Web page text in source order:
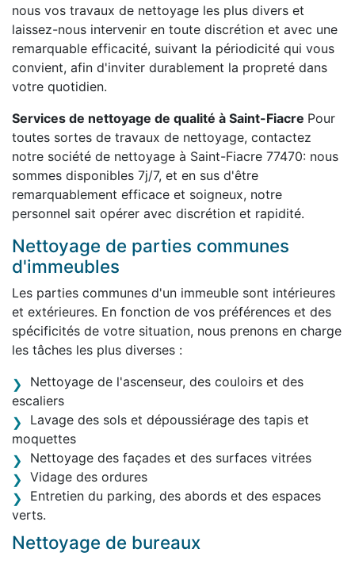
nous vos travaux de nettoyage les plus divers et
laissez-nous intervenir en toute discrétion et avec une
remarquable efficacité, suivant la périodicité qui vous
convient, afin d'inviter durablement la propreté dans
votre quotidien.
Services de nettoyage de qualité à Saint-Fiacre Pour
toutes sortes de travaux de nettoyage, contactez
notre société de nettoyage à Saint-Fiacre 77470: nous
sommes disponibles 7j/7, et en sus d'être
remarquablement efficace et soigneux, notre
personnel sait opérer avec discrétion et rapidité.
Nettoyage de parties communes
d'immeubles
Les parties communes d'un immeuble sont intérieures
et extérieures. En fonction de vos préférences et des
spécificités de votre situation, nous prenons en charge
les tâches les plus diverses :
Nettoyage de l'ascenseur, des couloirs et des
escaliers
Lavage des sols et dépoussiérage des tapis et
moquettes
Nettoyage des façades et des surfaces vitrées
Vidage des ordures
Entretien du parking, des abords et des espaces
verts.
Nettoyage de bureaux